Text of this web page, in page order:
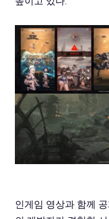
인게임 영상과 함께